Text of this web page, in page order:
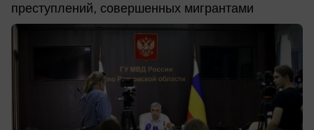
преступлений, совершенных мигрантами